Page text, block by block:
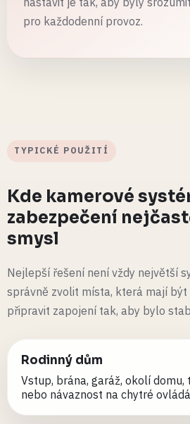
pro každodenní provoz.
TYPICKÉ POUŽITÍ
Kde kamerové
zabezpečení
smysl
Nejlepší řešení není vždy největší
správně zvolit místa, která mají být
připravit zapojení tak, aby bylo
Rodinný dům
Vstup, brána, garáž, okolí
nebo návaznost na chytré